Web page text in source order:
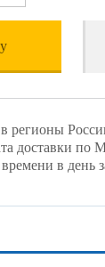
регионы
доставки по
времени в день